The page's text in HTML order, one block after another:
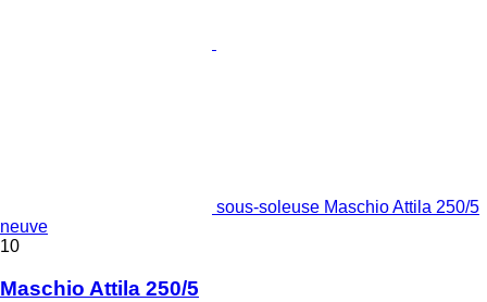
sous-soleuse Maschio Attila 250/5
neuve
10
Maschio Attila 250/5